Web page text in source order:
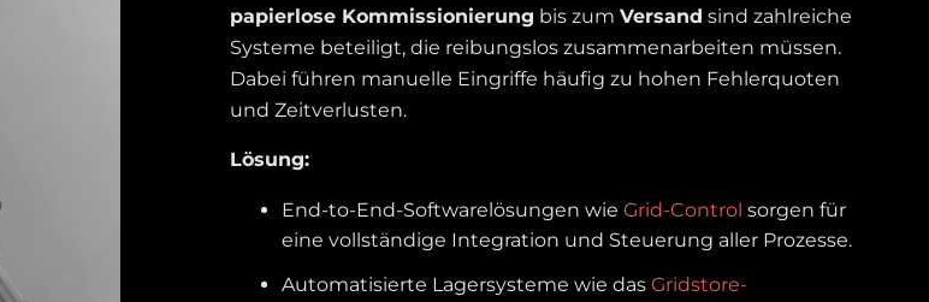
papierlose Kommissionierung bis zum Versand sind zahlreiche
Systeme beteiligt, die reibungslos zusammenarbeiten müssen.
Dabei führen manuelle Eingriffe häufig zu hohen Fehlerquoten
und Zeitverlusten.
Lösung:
End-to-End-Softwarelösungen wieGrid-Control sorgen für
eine vollständige Integration und Steuerung aller Prozesse.
Automatisierte Lagersysteme wie dasGridstore-